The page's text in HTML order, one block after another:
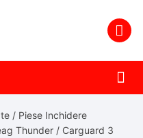
/ Piese Inchidere
Thunder / Carguard 3